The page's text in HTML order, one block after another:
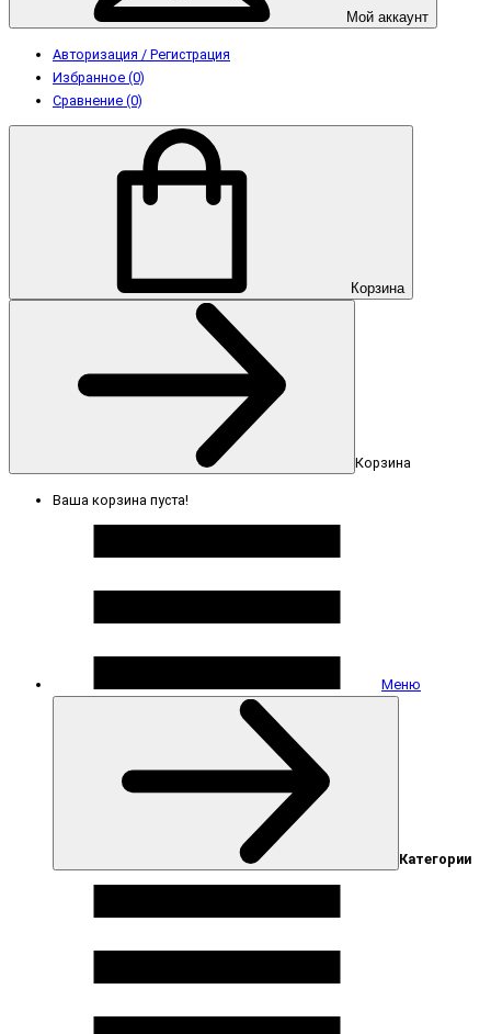
Мой аккаунт
Авторизация / Регистрация
Избранное (0)
Сравнение (0)
Корзина
Корзина
Ваша корзина пуста!
Меню
Категории